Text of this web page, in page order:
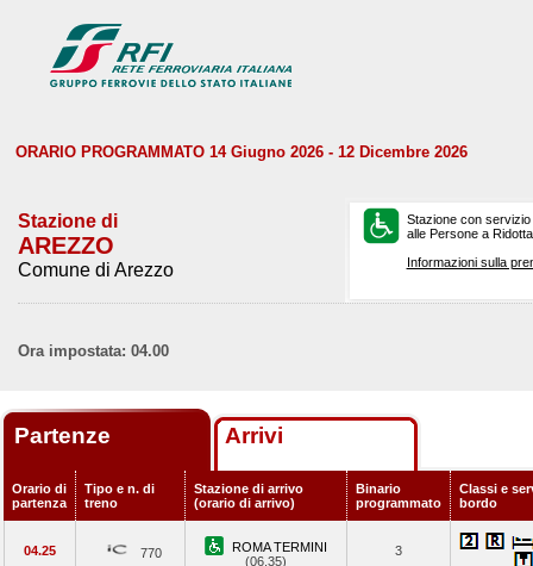
ORARIO PROGRAMMATO 14 Giugno 2026 - 12 Dicembre 2026
Stazione di
AREZZO
Comune di Arezzo
Stazione con
alle Persone a
Informazioni sulla
Ora impostata: 04.00
Partenze Arrivi
Orario di
partenza
Tipo e n. di
treno
Stazione di arrivo
(orario di arrivo)
Binario
programmato
Classi e
bordo
04.25 770
ROMA TERMINI
(06.35)
3